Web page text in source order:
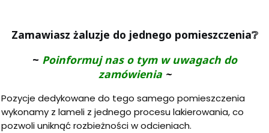
Zamawiasz żaluzje do jednego pomieszczenia❔
~ Poinformuj nas o tym w uwagach do
zamówienia ~
Pozycje dedykowane do tego samego pomieszczenia
wykonamy z lameli z jednego procesu lakierowania, co
pozwoli uniknąć rozbieżności w odcieniach.